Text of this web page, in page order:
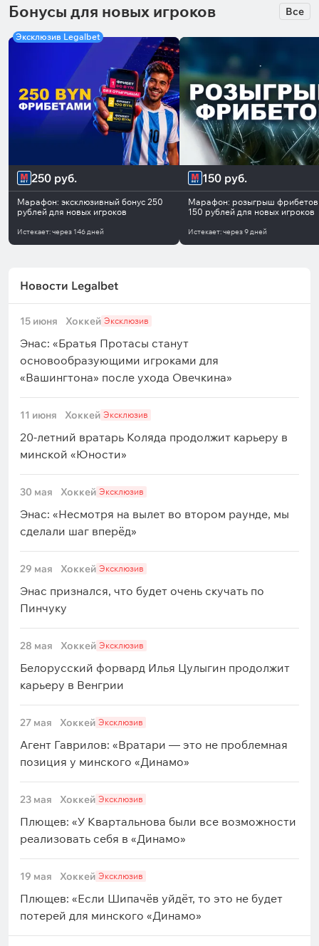
Бонусы для новых игроков Все
Эксклюзив Legalbet
250 руб.
Марафон: эксклюзивный бонус 250
рублей для новых игроков
Истекает:через 146 дней
150 руб.
Марафон: розыгрыш
150 рублей для новых игроков
Истекает:через9 дней
Новости Legalbet
15 июня Хоккей Эксклюзив
Энас: «Братья Протасы станут
основообразующими игроками для
«Вашингтона» после ухода Овечкина»
11 июня Хоккей Эксклюзив
20-летний вратарь Коляда продолжит карьеру в
минской «Юности»
30 мая Хоккей Эксклюзив
Энас: «Несмотря на вылет во втором раунде, мы
сделали шаг вперёд»
29 мая Хоккей Эксклюзив
Энас признался, что будет очень скучать по
Пинчуку
28 мая Хоккей Эксклюзив
Белорусский форвард Илья Цулыгин продолжит
карьеру в Венгрии
27 мая Хоккей Эксклюзив
Агент Гаврилов: «Вратари — это не проблемная
позиция у минского «Динамо»
23 мая Хоккей Эксклюзив
Плющев: «У Квартальнова были все возможности
реализовать себя в «Динамо»
19 мая Хоккей Эксклюзив
Плющев: «Если Шипачёв уйдёт, то это не будет
потерей для минского «Динамо»